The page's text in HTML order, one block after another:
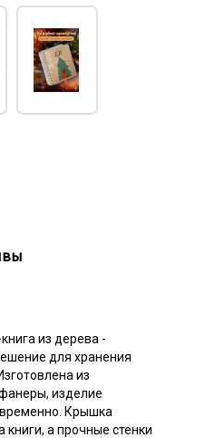
из дерева -
для хранения
из
изделие
Крышка
книги, а прочные стенки